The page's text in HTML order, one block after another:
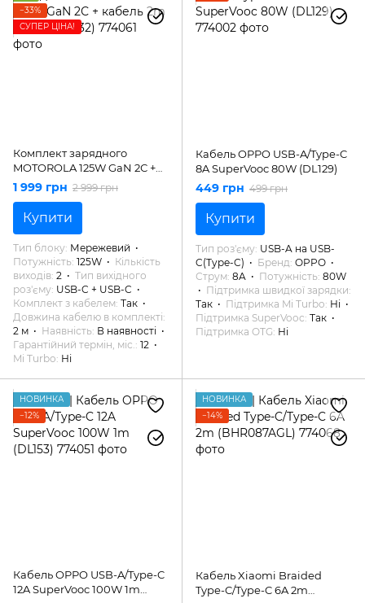
−33%
СУПЕР ЦІНА!
Комплект зарядного
MOTOROLA 125W GaN 2С +
кабель 2m (PG38C06632)
1 999 грн 2 999 грн
Купити
Тип блоку Мережевий
Потужність 125W
Кількість
виходів 2
Тип вихідного
роз'єму USB-C + USB-C
Комплект з кабелем Так
Довжина кабелю в комплекті
2 м
Наявність В наявності
Гарантійний термін, міс. 12
Mi Turbo Ні
Кабель OPPO USB-A/Type-C
8A SuperVooc 80W (DL129)
449 грн 499 грн
Купити
Тип роз'єму USB-A на USB-
C(Type-C)
Бренд OPPO
Струм 8A Потужність 80W
Підтримка швидкої зарядки
Так
Підтримка Mi Turbo Ні
Підтримка SuperVooc Так
Підтримка OTG Ні
НОВИНКА
−12%
Кабель OPPO USB-A/Type-C
12A SuperVooc 100W 1m
НОВИНКА
−14%
Кабель Xiaomi Braided
Type-C/Type-C 6A 2m